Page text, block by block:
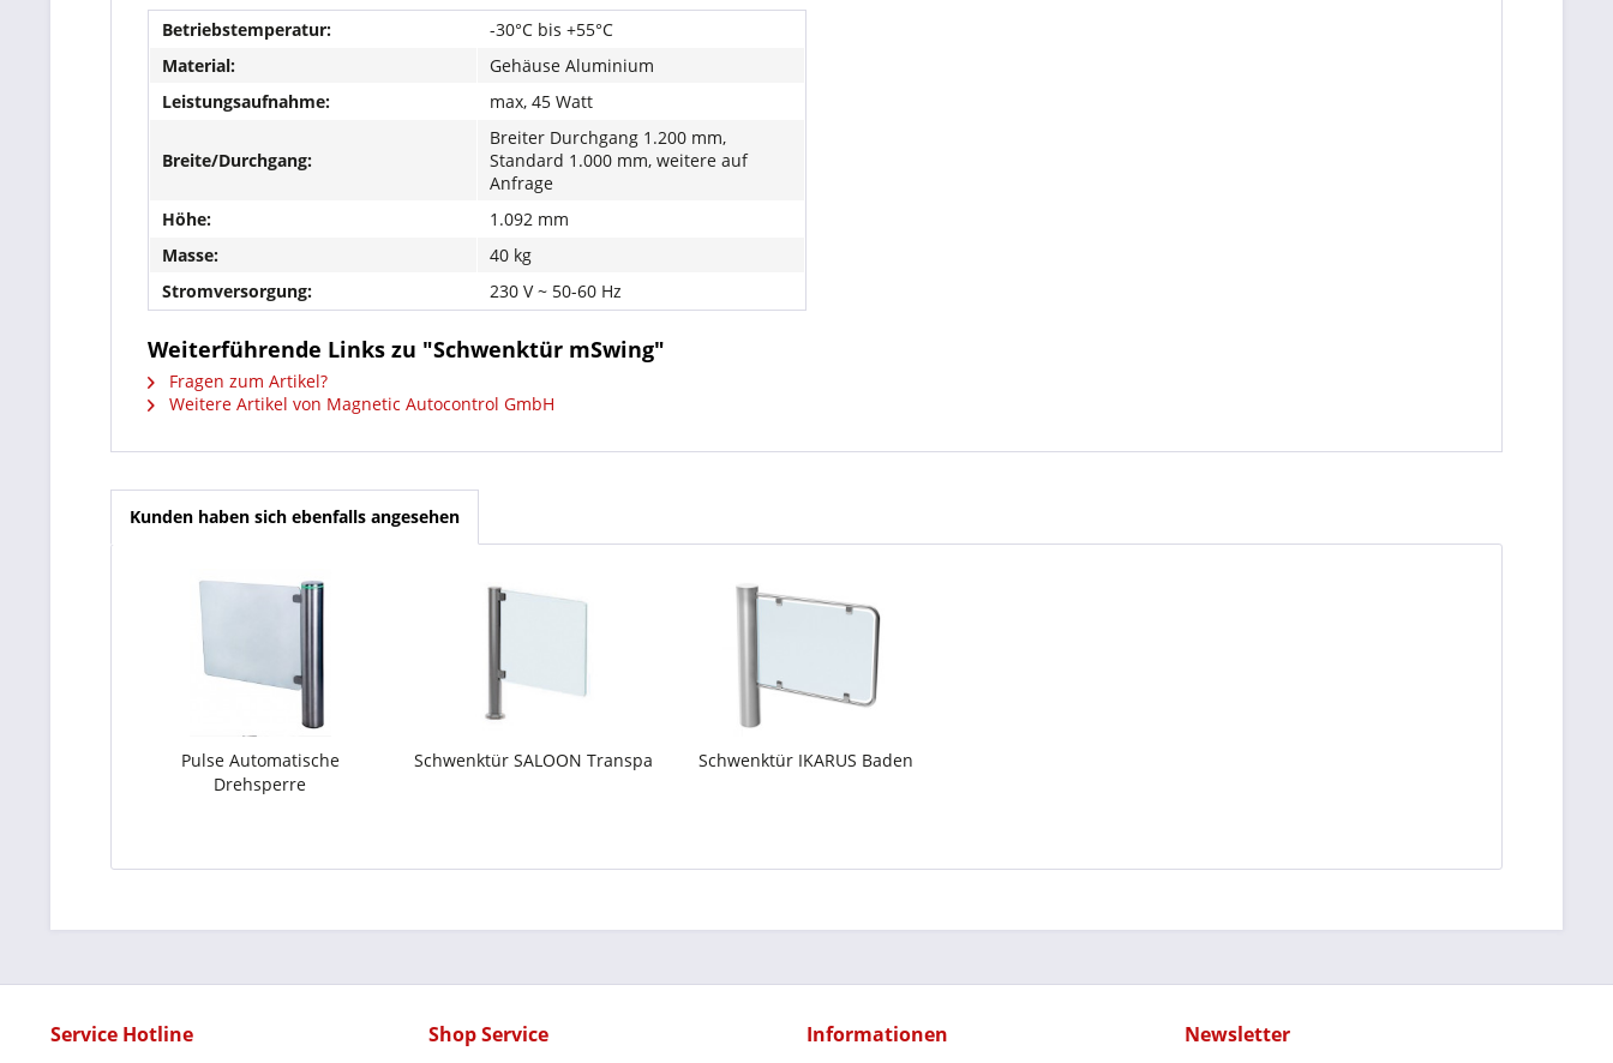
Betriebstemperatur:
-30°C bis +55°C
Material:
Gehäuse Aluminium
Leistungsaufnahme:
max, 45 Watt
Breite/Durchgang:
Breiter Durchgang 1.200 mm,
Standard 1.000 mm, weitere auf
Anfrage
Höhe:
1.092 mm
Masse:
40 kg
Stromversorgung:
230 V ~ 50-60 Hz
Weiterführende Links zu "Schwenktür mSwing"
Fragen zum Artikel?
Weitere Artikel von Magnetic Autocontrol GmbH
Kunden haben sich ebenfalls angesehen
Pulse Automatische
Drehsperre
Schwenktür SALOON Transpa Schwenktür IKARUS Baden
Service Hotline Shop Service Informationen Newsletter